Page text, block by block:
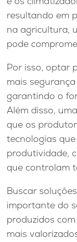
resultando em
na agricultura,
pode
Por isso, optar
mais
garantindo o
Além disso,
que os
tecnologias
produtividade,
que controlam
Buscar
importante do
produzidos
mais